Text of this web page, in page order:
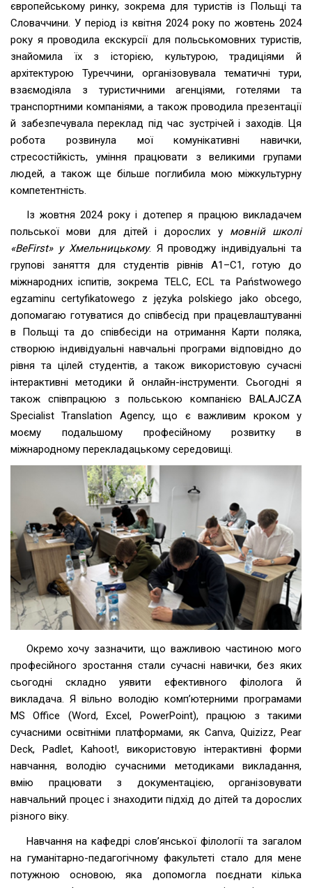
європейському ринку, зокрема для туристів із Польщі та
Словаччини. У період із квітня 2024 року по жовтень 2024
року я проводила екскурсії для польськомовних туристів,
знайомила їх з історією, культурою, традиціями й
архітектурою Туреччини, організовувала тематичні тури,
взаємодіяла з туристичними агенціями, готелями та
транспортними компаніями, а також проводила презентації
й забезпечувала переклад під час зустрічей і заходів. Ця
робота розвинула мої комунікативні навички,
стресостійкість, уміння працювати з великими групами
людей, а також ще більше поглибила мою міжкультурну
компетентність.
Із жовтня 2024 року і дотепер я працюю викладачем
польської мови для дітей і дорослих у мовній школі
«BeFirst» у Хмельницькому. Я проводжу індивідуальні та
групові заняття для студентів рівнів A1–C1, готую до
міжнародних іспитів, зокрема TELC, ECL та Państwowego
egzaminu certyfikatowego z języka polskiego jako obcego,
допомагаю готуватися до співбесід при працевлаштуванні
в Польщі та до співбесіди на отримання Карти поляка,
створюю індивідуальні навчальні програми відповідно до
рівня та цілей студентів, а також використовую сучасні
інтерактивні методики й онлайн-інструменти. Сьогодні я
також співпрацюю з польською компанією BALAJCZA
Specialist Translation Agency, що є важливим кроком у
моєму подальшому професійному розвитку в
міжнародному перекладацькому середовищі.
Окремо хочу зазначити, що важливою частиною мого
професійного зростання стали сучасні навички, без яких
сьогодні складно уявити ефективного філолога й
викладача. Я вільно володію комп’ютерними програмами
MS Office (Word, Excel, PowerPoint), працюю з такими
сучасними освітніми платформами, як Canva, Quizizz, Pear
Deck, Padlet, Kahoot!, використовую інтерактивні форми
навчання, володію сучасними методиками викладання,
вмію працювати з документацією, організовувати
навчальний процес і знаходити підхід до дітей та дорослих
різного віку.
Навчання на кафедрі слов’янської філології та загалом
на гуманітарно-педагогічному факультеті стало для мене
потужною основою, яка допомогла поєднати кілька